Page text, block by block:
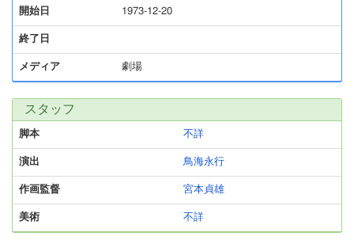
開始日 1973-12-20
終了日
メディア 劇場
スタッフ
脚本 不詳
演出 鳥海永行
作画監督 宮本貞雄
美術 不詳